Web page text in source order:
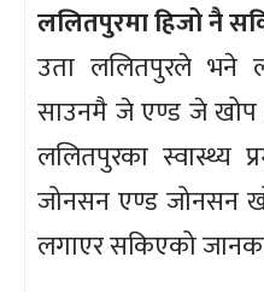
ललितपुरमा हिजो नै
उता ललितपुरले भने
साउनमै जे एण्ड जे खोप
ललितपुरका स्वास्थ्य
जोनसन एण्ड जोनसन
लगाएर सकिएको